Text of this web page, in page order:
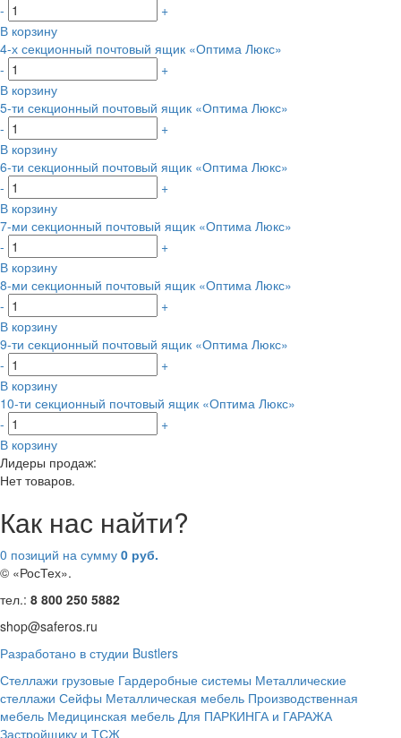
-
+
В корзину
4-х секционный почтовый ящик «Оптима Люкс»
-
+
В корзину
5-ти секционный почтовый ящик «Оптима Люкс»
-
+
В корзину
6-ти секционный почтовый ящик «Оптима Люкс»
-
+
В корзину
7-ми секционный почтовый ящик «Оптима Люкс»
-
+
В корзину
8-ми секционный почтовый ящик «Оптима Люкс»
-
+
В корзину
9-ти секционный почтовый ящик «Оптима Люкс»
-
+
В корзину
10-ти секционный почтовый ящик «Оптима Люкс»
-
+
В корзину
Лидеры продаж:
Нет товаров.
Как нас найти?
0 позиций на сумму 0 руб.
© «РосТех».
тел.: 8 800 250 5882
shop@saferos.ru
Разработано в студии Bustlers
Стеллажи грузовые Гардеробные системы Металлические
стеллажи Сейфы Металлическая мебель Производственная
мебель Медицинская мебель Для ПАРКИНГА и ГАРАЖА
Застройщику и ТСЖ